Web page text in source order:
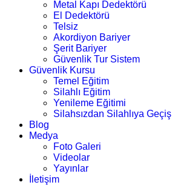
Metal Kapı Dedektörü
El Dedektörü
Telsiz
Akordiyon Bariyer
Şerit Bariyer
Güvenlik Tur Sistem
Güvenlik Kursu
Temel Eğitim
Silahlı Eğitim
Yenileme Eğitimi
Silahsızdan Silahlıya Geçiş
Blog
Medya
Foto Galeri
Videolar
Yayınlar
İletişim